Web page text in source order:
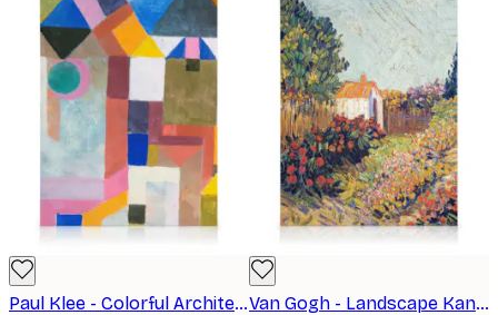
Paul Klee - Colorful Architecture Kanvaasi Van Gogh - Landscape Kanvaasi